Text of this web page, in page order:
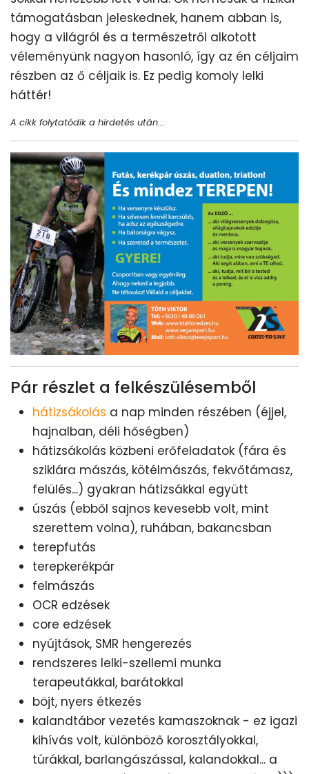
támogatásban jeleskednek, hanem abban is,
hogy a világról és a természetről alkotott
véleményünk nagyon hasonló, így az én céljaim
részben az ő céljaik is. Ez pedig komoly lelki
háttér!
A cikk folytatódik a hirdetés után...
Pár részlet a felkészülésemből
hátizsákolás a nap minden részében (éjjel,
hajnalban, déli hőségben)
hátizsákolás közbeni erőfeladatok (fára és
sziklára mászás, kötélmászás, fekvőtámasz,
felülés...) gyakran hátizsákkal együtt
úszás (ebből sajnos kevesebb volt, mint
szerettem volna), ruhában, bakancsban
terepfutás
terepkerékpár
felmászás
OCR edzések
core edzések
nyújtások, SMR hengerezés
rendszeres lelki-szellemi munka
terapeutákkal, barátokkal
böjt, nyers étkezés
kalandtábor vezetés kamaszoknak - ez igazi
kihívás volt, különböző korosztályokkal,
túrákkal, barlangászással, kalandokkal... a